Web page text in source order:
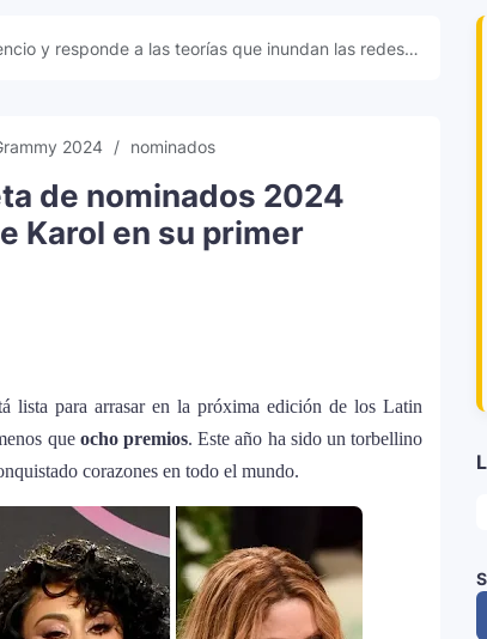
y responde a las teorías que inundan las redes
2024 nominados
de nominados 2024
Karol en su primer
lista para arrasar en la próxima edición de los Latin
que ocho premios. Este año ha sido un torbellino
corazones en todo el mundo.